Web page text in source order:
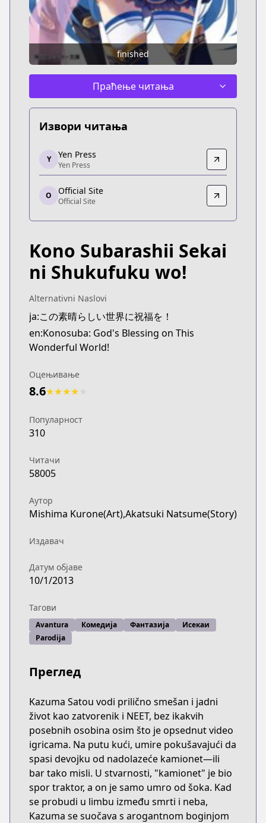
finished
Праћење читања
Извори читања
Yen Press
Yen Press
https://yenpress.com/series/konosuba-light-novel
Official Site
Official Site
https://sneakerbunko.jp/konosuba/
Y Yen Press
Yen Press
O Official Site
Official Site
Kono Subarashii Sekai
ni Shukufuku wo!
Alternativni Naslovi
ja:この素晴らしい世界に祝福を！
en:Konosuba: God's Blessing on This
Wonderful World!
Оцењивање
8.6★★★★
Популарност
310
Читачи
58005
Аутор
Mishima Kurone(Art),Akatsuki Natsume(Story)
Издавач
Датум објаве
10/1/2013
Тагови
Avantura Комедија Фантазија
Исекаи
Parodija
Преглед
Kazuma Satou vodi prilično smešan i jadni
život kao zatvorenik i NEET, bez ikakvih
posebnih osobina osim što je opsednut video
igricama. Na putu kući, umire pokušavajući da
spasi devojku od nadolazeće kamionet—ili
bar tako misli. U stvarnosti, "kamionet" je bio
spor traktor, a on je samo umro od šoka. Kad
se probudi u limbu između smrti i neba,
Kazuma se suočava s arogantnom boginjom